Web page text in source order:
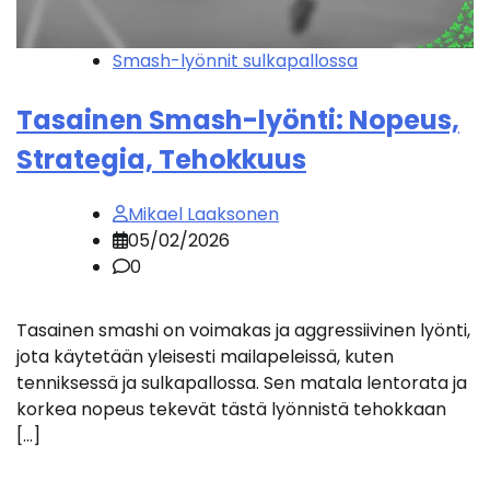
Smash-lyönnit sulkapallossa
Tasainen Smash-lyönti: Nopeus,
Strategia, Tehokkuus
Mikael Laaksonen
05/02/2026
0
Tasainen smashi on voimakas ja aggressiivinen lyönti,
jota käytetään yleisesti mailapeleissä, kuten
tenniksessä ja sulkapallossa. Sen matala lentorata ja
korkea nopeus tekevät tästä lyönnistä tehokkaan
[…]